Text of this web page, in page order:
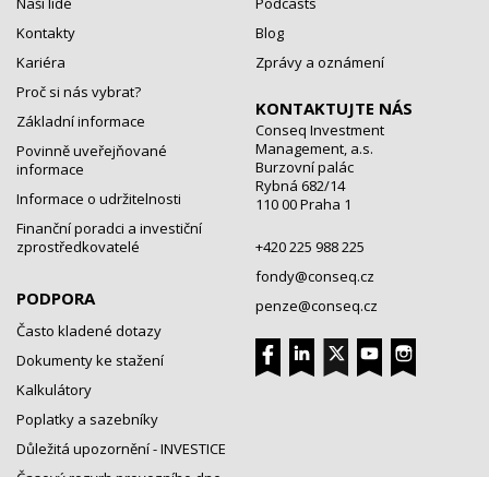
Kontakty
Kariéra
Proč si nás vybrat?
Základní informace
Povinně uveřejňované
informace
Informace o udržitelnosti
Finanční poradci a investiční
zprostředkovatelé
PODPORA
Často kladené dotazy
Dokumenty ke stažení
Kalkulátory
Poplatky a sazebníky
Důležitá upozornění - INVESTICE
Blog
Zprávy a oznámení
KONTAKTUJTE NÁS
Conseq Investment
Management, a.s.
Burzovní palác
Rybná 682/14
110 00 Praha 1
+420 225 988 225
fondy@conseq.cz
penze@conseq.cz